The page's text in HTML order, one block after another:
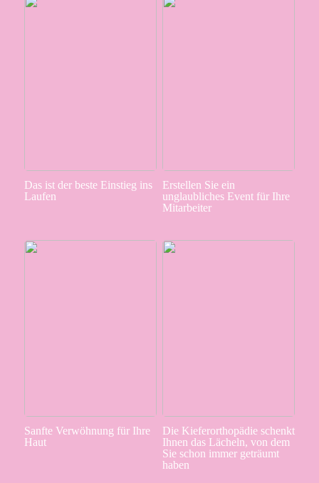
Das ist der beste Einstieg ins
Laufen
Erstellen Sie ein
unglaubliches Event für Ihre
Mitarbeiter
Sanfte Verwöhnung für Ihre
Haut
Die Kieferorthopädie schenkt
Ihnen das Lächeln, von dem
Sie schon immer geträumt
haben